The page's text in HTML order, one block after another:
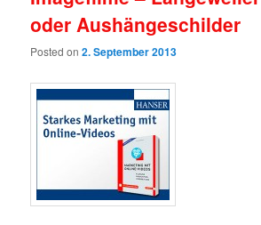
oder Aushängeschilder
Posted on2. September 2013